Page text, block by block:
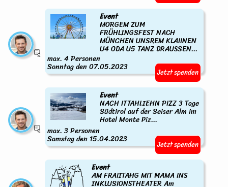
Event
MORGEM ZUM
FRÜHLINGSFEST NACH
MÜNCHEN UNSREM KLAIINEN
U4 ODA U5 TANZ DRAUSSEN...
max. 4 Personen
Sonntag den 07.05.2023 Jetzt spenden
Event
NACH ITTAHLIEHN PIZZ 3 Tage
Südtirol auf der Seiser Alm im
Hotel Monte Piz...
max. 3 Personen
Samstag den 15.04.2023 Jetzt spenden
Event
AM FRAIITAHG MIT MAMA INS
INKLUSIONSTHEATER Am